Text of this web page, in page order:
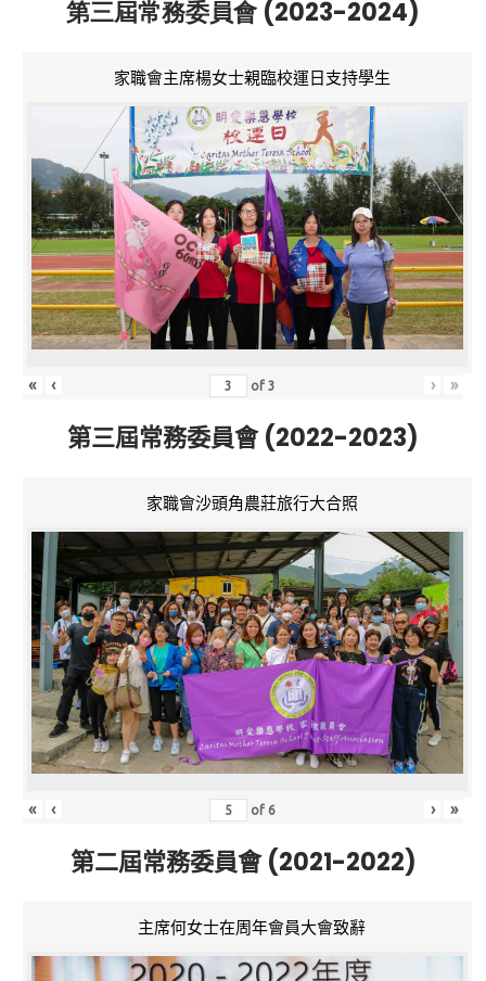
第三屆常務委員會 (2023-2024)
家職會主席楊女士親臨校運日支持學生
« ‹ of3 › »
第三屆常務委員會 (2022-2023)
家職會沙頭角農莊旅行大合照
« ‹ of 6 › »
第二屆常務委員會 (2021-2022)
主席何女士在周年會員大會致辭